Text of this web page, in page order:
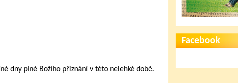
dny plné Božího přiznání v této nelehké době.
Facebook